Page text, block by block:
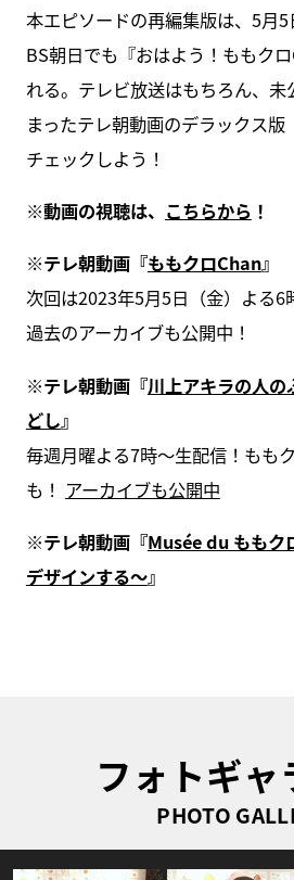
本エピソードの再編集版は、5月5
BS朝日でも『おはよう！ももク
れる。テレビ放送はもちろん、
まったテレ朝動画のデラックス
チェックしよう！
※動画の視聴は、 こちらから ！
※テレ朝動画『ももクロChan』
次回は2023年5月5日（金）よる6
過去のアーカイブも公開中！
※テレ朝動画『川上アキラの人の
どし』
毎週月曜よる7時〜生配信！もも
も！ アーカイブも公開中
※テレ朝動画『Musée du ももク
デザインする～』
フォトギャ
PHOTO